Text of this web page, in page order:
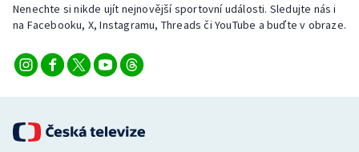
Vodní slalom
Volejbal
Ostatní
Nenechte si nikde ujít nejnovější sportovní události. Sledujte nás i
na Facebooku, X, Instagramu, Threads či YouTube a buďte v obraze.